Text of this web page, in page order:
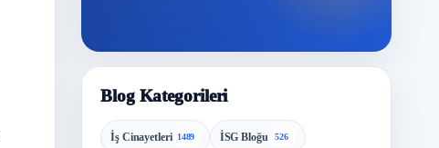
Blog Kategorileri
İş Cinayetleri 1489 İSG Bloğu 526